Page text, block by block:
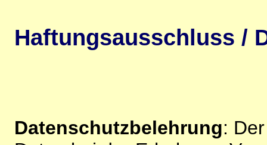
Haftungsausschluss /
Datenschutzbelehrung: